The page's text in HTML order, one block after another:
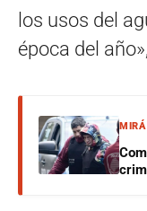
los usos del
época del